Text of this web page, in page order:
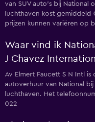
van SUV auto's bij National
luchthaven kost
prijzen kunnen variëren op
Waar vind ik
J Chavez
Av Elmert Faucett S N Intl
autoverhuur van National bij
luchthaven. Het
022